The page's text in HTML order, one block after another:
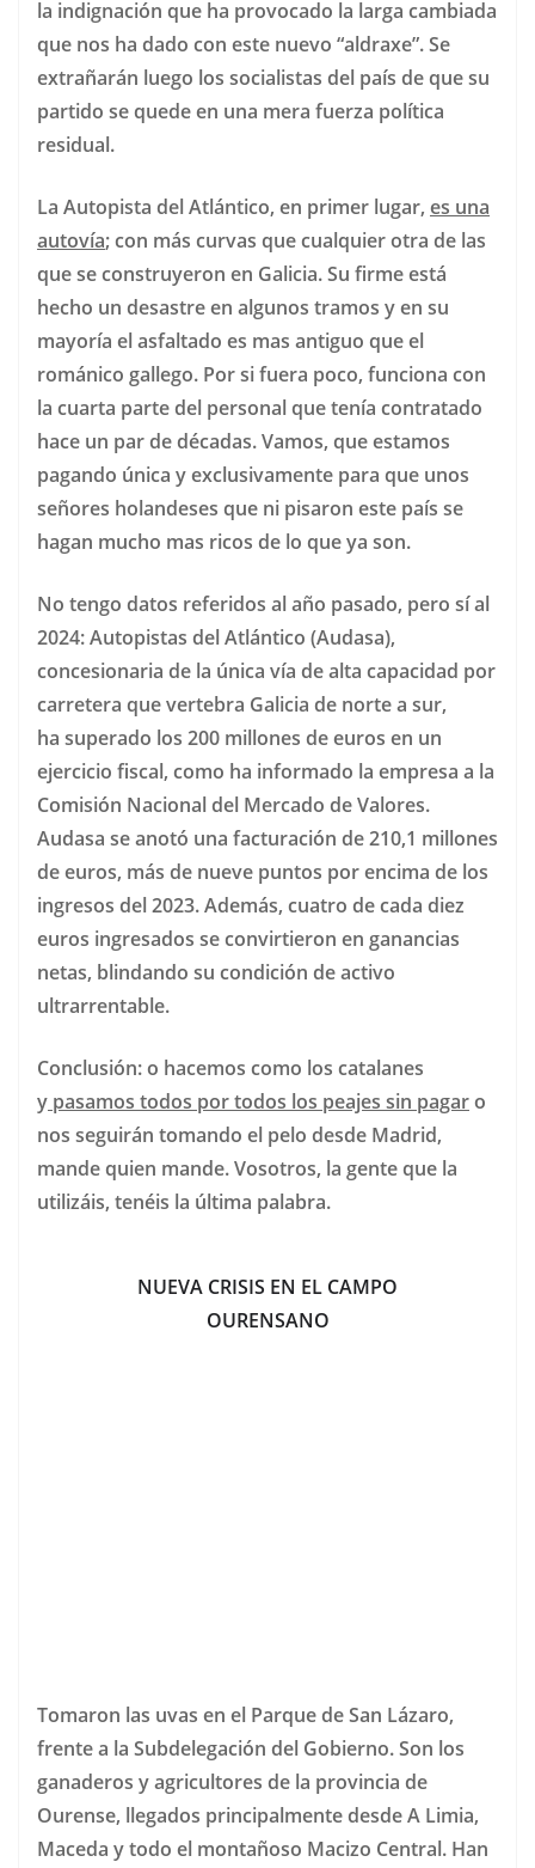
la indignación que ha provocado la larga cambiada
que nos ha dado con este nuevo “aldraxe”. Se
extrañarán luego los socialistas del país de que su
partido se quede en una mera fuerza política
residual.
La Autopista del Atlántico, en primer lugar, es una
autovía; con más curvas que cualquier otra de las
que se construyeron en Galicia. Su firme está
hecho un desastre en algunos tramos y en su
mayoría el asfaltado es mas antiguo que el
románico gallego. Por si fuera poco, funciona con
la cuarta parte del personal que tenía contratado
hace un par de décadas. Vamos, que estamos
pagando única y exclusivamente para que unos
señores holandeses que ni pisaron este país se
hagan mucho mas ricos de lo que ya son.
No tengo datos referidos al año pasado, pero sí al
2024: Autopistas del Atlántico (Audasa),
concesionaria de la única vía de alta capacidad por
carretera que vertebra Galicia de norte a sur,
ha superado los 200 millones de euros en un
ejercicio fiscal, como ha informado la empresa a la
Comisión Nacional del Mercado de Valores.
Audasa se anotó una facturación de 210,1 millones
de euros, más de nueve puntos por encima de los
ingresos del 2023. Además, cuatro de cada diez
euros ingresados se convirtieron en ganancias
netas, blindando su condición de activo
ultrarrentable.
Conclusión: o hacemos como los catalanes
y pasamos todos por todos los peajes sin pagaro
nos seguirán tomando el pelo desde Madrid,
mande quien mande. Vosotros, la gente que la
utilizáis, tenéis la última palabra.
NUEVA CRISIS EN EL CAMPO
OURENSANO
Tomaron las uvas en el Parque de San Lázaro,
frente a la Subdelegación del Gobierno. Son los
ganaderos y agricultores de la provincia de
Ourense, llegados principalmente desde A Limia,
Maceda y todo el montañoso Macizo Central. Han